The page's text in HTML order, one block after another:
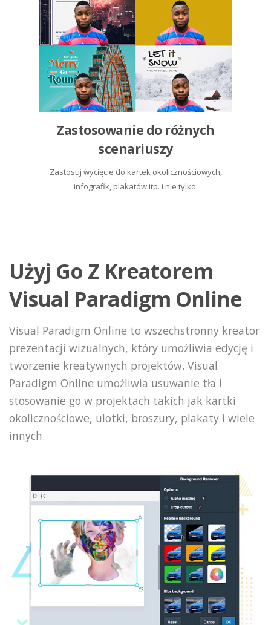
Zastosowanie do różnych
scenariuszy
Zastosuj wycięcie do kartek okolicznościowych,
infografik, plakatów itp. i nie tylko.
Użyj Go Z Kreatorem
Visual Paradigm Online
Visual Paradigm Online to wszechstronny kreator
prezentacji wizualnych, który umożliwia edycję i
tworzenie kreatywnych projektów. Visual
Paradigm Online umożliwia usuwanie tła i
stosowanie go w projektach takich jak kartki
okolicznościowe, ulotki, broszury, plakaty i wiele
innych.